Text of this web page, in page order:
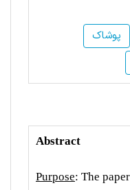
پوشاک
Abstract
Purpose: The